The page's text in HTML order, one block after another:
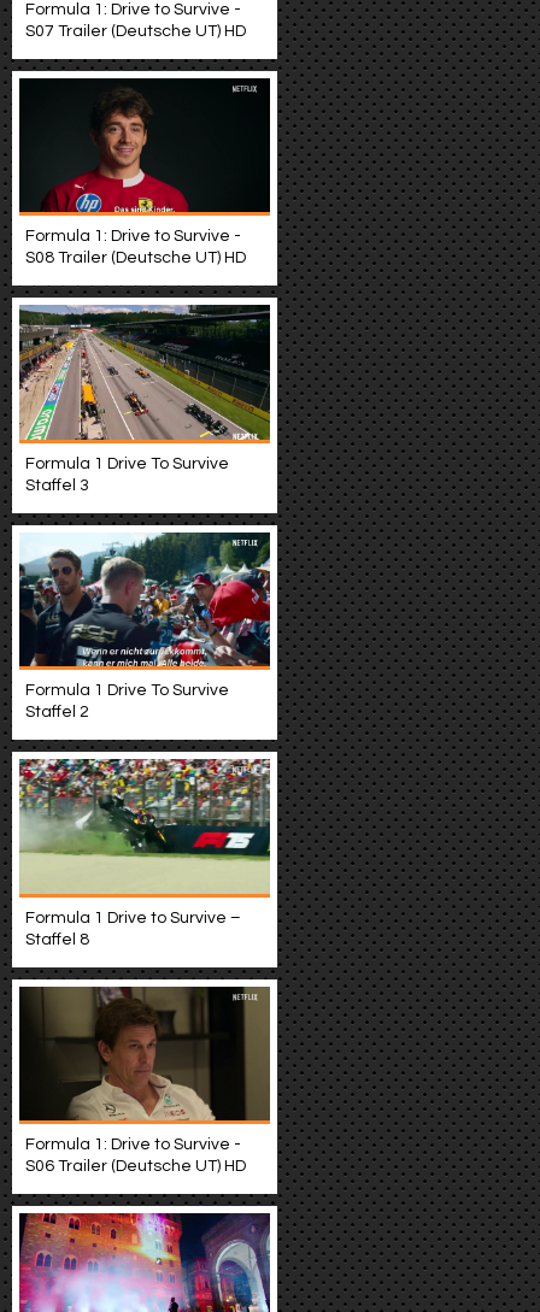
Formula 1: Drive to Survive -
S07 Trailer (Deutsche UT) HD
Formula 1: Drive to Survive -
S08 Trailer (Deutsche UT) HD
Formula 1 Drive To Survive
Staffel 3
Formula 1 Drive To Survive
Staffel 2
Formula 1 Drive to Survive –
Staffel 8
Formula 1: Drive to Survive -
S06 Trailer (Deutsche UT) HD